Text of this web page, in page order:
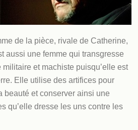
de la pièce, rivale de Catherine,
aussi une femme qui transgresse
militaire et machiste puisqu’elle est
Elle utilise des artifices pour
beauté et conserver ainsi une
qu’elle dresse les uns contre les